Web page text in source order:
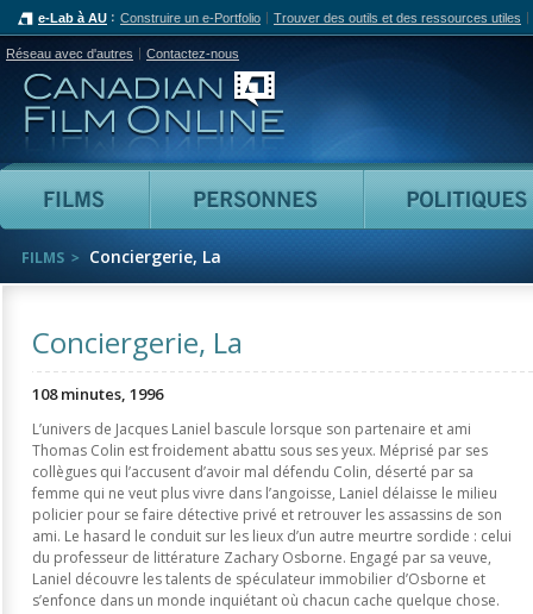
e-Lab à AU Construire un e-Portfolio Trouver des outils et des ressources utiles
Réseau avec d'autres Contactez-nous
Canadian Film Online
Films Personnes
FILMS Conciergerie, La
Conciergerie, La
108 minutes, 1996
L’univers de Jacques Laniel bascule lorsque son partenaire et ami
Thomas Colin est froidement abattu sous ses yeux. Méprisé par ses
collègues qui l’accusent d’avoir mal défendu Colin, déserté par sa
femme qui ne veut plus vivre dans l’angoisse, Laniel délaisse le milieu
policier pour se faire détective privé et retrouver les assassins de son
ami. Le hasard le conduit sur les lieux d’un autre meurtre sordide : celui
du professeur de littérature Zachary Osborne. Engagé par sa veuve,
Laniel découvre les talents de spéculateur immobilier d’Osborne et
s’enfonce dans un monde inquiétant où chacun cache quelque chose.